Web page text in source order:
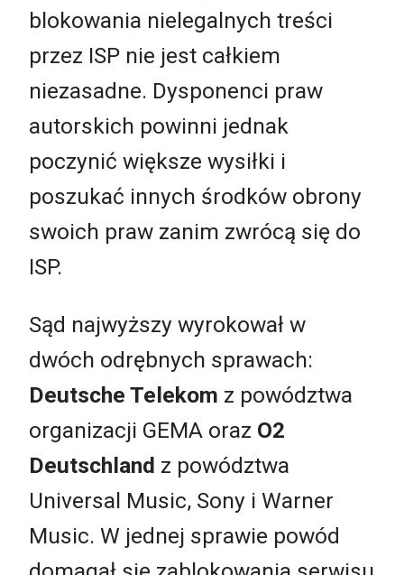
blokowania nielegalnych treści
przez ISP nie jest całkiem
niezasadne. Dysponenci praw
autorskich powinni jednak
poczynić większe wysiłki i
poszukać innych środków obrony
swoich praw zanim zwrócą się do
ISP.
Sąd najwyższy wyrokował w
dwóch odrębnych sprawach:
Deutsche Telekom z powództwa
organizacji GEMA oraz O2
Deutschland z powództwa
Universal Music, Sony i Warner
Music. W jednej sprawie powód